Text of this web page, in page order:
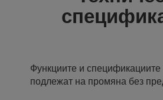
Функциите и спецификациите
подлежат на промяна без